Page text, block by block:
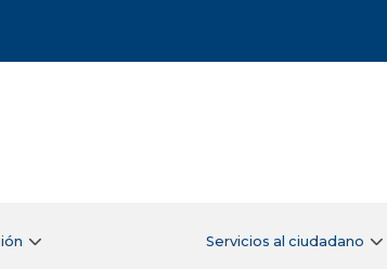
Servicios al ciudadano